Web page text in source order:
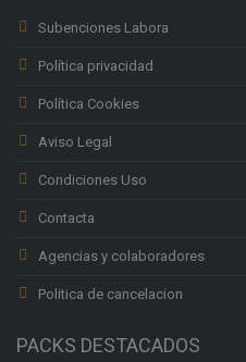
Subenciones Labora
Política privacidad
Política Cookies
Aviso Legal
Condiciones Uso
Contacta
Agencias y colaboradores
Politica de cancelacion
PACKS DESTACADOS